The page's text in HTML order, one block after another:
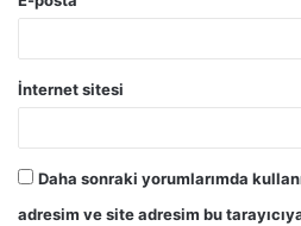
İnternet sitesi
Daha sonraki yorumlarımda
adresim ve site adresim bu